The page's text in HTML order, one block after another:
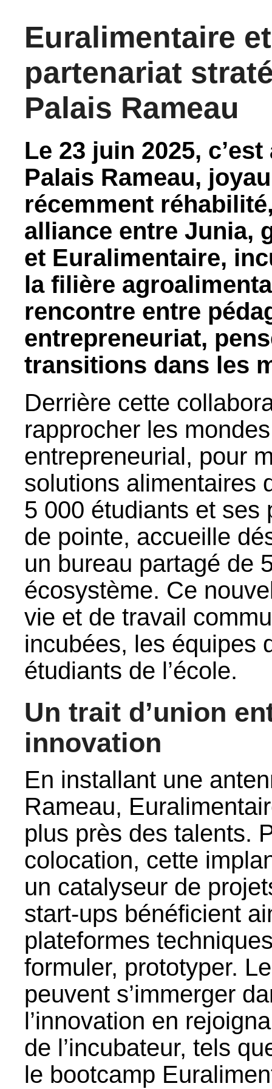
Euralimentaire
partenariat
Palais Rameau
Le 23 juin 2025,
Palais Rameau,
récemment
alliance entre Junia,
et Euralimentaire,
la filière
rencontre entre
entrepreneuriat,
transitions dans les
Derrière cette
rapprocher les
entrepreneurial, pour
solutions alimentaires
5 000 étudiants et ses
de pointe, accueille
un bureau partagé de
écosystème. Ce
vie et de travail
incubées, les équipes
étudiants de l’école.
Un trait d’union
innovation
En installant une
Rameau,
plus près des talents.
colocation, cette
un catalyseur de
start-ups bénéficient
plateformes
formuler, prototyper.
peuvent s’immerger
l’innovation en
de l’incubateur, tels
le bootcamp